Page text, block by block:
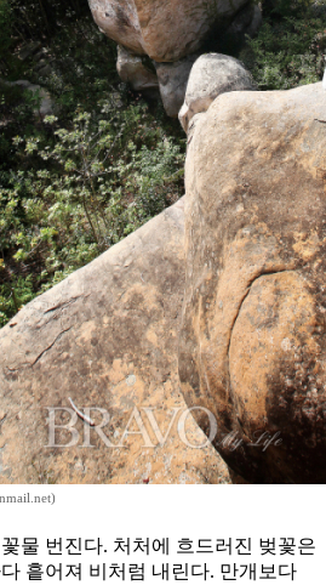
물 번진다. 처처에 흐드러진 벚꽃은
흩어져 비처럼 내린다. 만개보다